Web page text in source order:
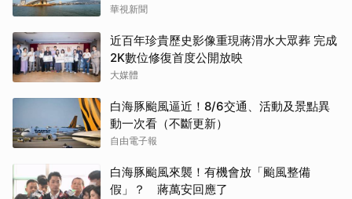
華視新聞
近百年珍貴歷史影像重現蔣渭水大眾葬 完成
2K數位修復首度公開放映
大媒體
白海豚颱風逼近！8/6交通、活動及景點異
動一次看（不斷更新）
自由電子報
白海豚颱風來襲！有機會放「颱風整備
假」？ 蔣萬安回應了